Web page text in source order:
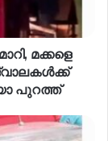
മക്കളെ
പുറത്ത്